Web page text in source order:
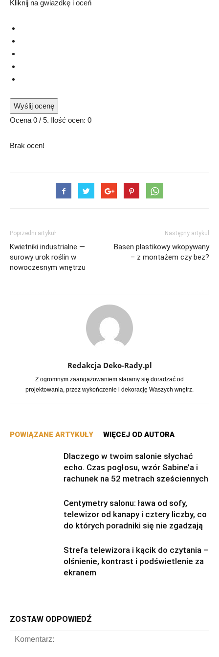
Kliknij na gwiazdkę i oceń
Wyślij ocenę
Ocena 0 / 5. Ilość ocen: 0
Brak ocen!
Poprzedni artykuł
Kwietniki industrialne —
surowy urok roślin w
nowoczesnym wnętrzu
Następny artykuł
Basen plastikowy wkopywany
– z montażem czy bez?
Redakcja Deko-Rady.pl
Z ogromnym zaangażowaniem staramy się doradzać od
projektowania, przez wykończenie i dekorację Waszych wnętrz.
POWIĄZANE ARTYKUŁY WIĘCEJ OD AUTORA
Dlaczego w twoim salonie słychać
echo. Czas pogłosu, wzór Sabine’a i
rachunek na 52 metrach sześciennych
Centymetry salonu: ława od sofy,
telewizor od kanapy i cztery liczby, co
do których poradniki się nie zgadzają
Strefa telewizora i kącik do czytania –
olśnienie, kontrast i podświetlenie za
ekranem
ZOSTAW ODPOWIEDŹ